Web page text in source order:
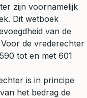
zijn voornamelijk
Dit wetboek
van de
de vrederechter
tot en met 601
is in principe
het bedrag de